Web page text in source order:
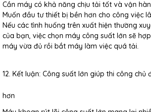
Cần máy có khả năng chịu tải tốt và vận
Muốn đầu tư thiết bị bền hơn cho công việc
Nếu các tình huống trên xuất hiện thường
của bạn, việc chọn máy công suất lớn sẽ
máy vừa đủ rồi bắt máy làm việc quá tải.
12. Kết luận: Công suất lớn giúp thi công chủ
hơn